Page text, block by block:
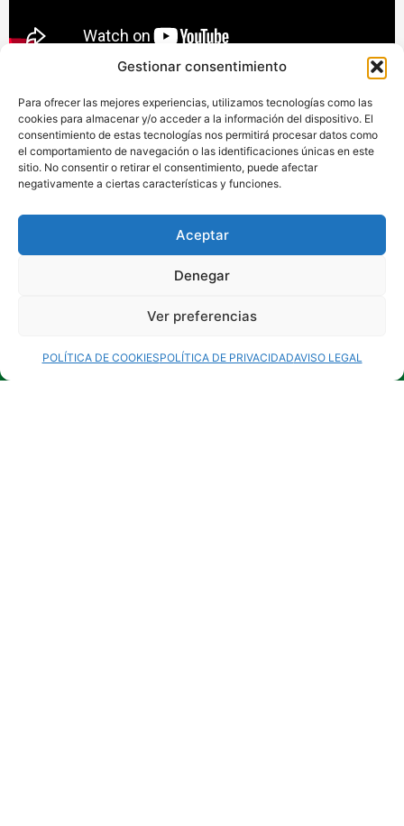
Gestionar consentimiento
Para ofrecer las mejores experiencias, utilizamos tecnologías como las
cookies para almacenar y/o acceder a la información del dispositivo. El
consentimiento de estas tecnologías nos permitirá procesar datos como
el comportamiento de navegación o las identificaciones únicas en este
sitio. No consentir o retirar el consentimiento, puede afectar
negativamente a ciertas características y funciones.
Aceptar
Denegar
Ver preferencias
POLÍTICA DE COOKIESPOLÍTICA DE PRIVACIDADAVISO LEGAL
La distribución de todos los materiales se ha realizado
materiales por medio de la empresa que ha realizado el
proyecto. Una vez recibidos estará a cargo de los
ayuntamientos el reparto de los mismos y su
disponibilidad para el público en general.